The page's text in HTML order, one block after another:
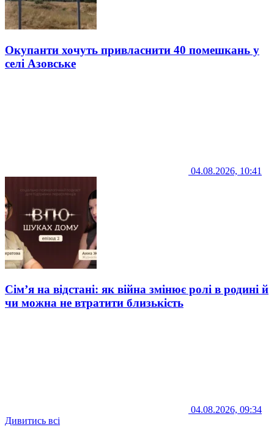
Окупанти хочуть привласнити 40 помешкань у
селі Азовське
04.08.2026, 10:41
Сім’я на відстані: як війна змінює ролі в родині й
чи можна не втратити близькість
04.08.2026, 09:34
Дивитись всі